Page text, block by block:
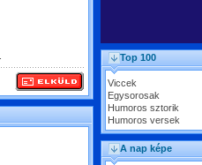
Top 100
Viccek
Egysorosak
Humoros sztorik
Humoros versek
A nap képe